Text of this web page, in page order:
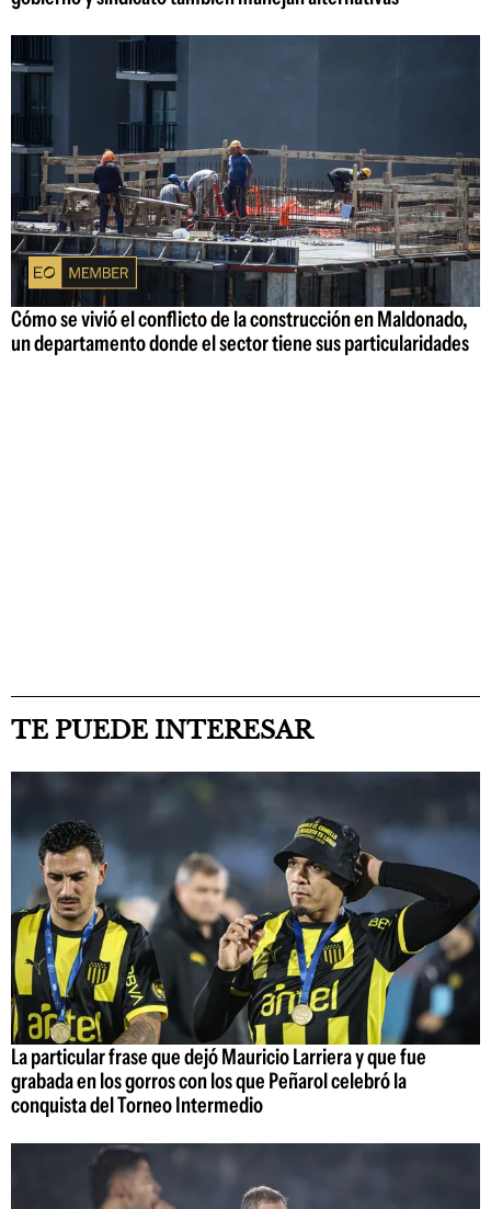
Cómo se vivió el conflicto de la construcción en Maldonado,
un departamento donde el sector tiene sus particularidades
TE PUEDE INTERESAR
La particular frase que dejó Mauricio Larriera y que fue
grabada en los gorros con los que Peñarol celebró la
conquista del Torneo Intermedio